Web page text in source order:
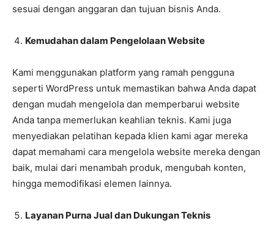
sesuai dengan anggaran dan tujuan bisnis Anda.
Kemudahan dalam Pengelolaan Website
Kami menggunakan platform yang ramah pengguna
seperti WordPress untuk memastikan bahwa Anda dapat
dengan mudah mengelola dan memperbarui website
Anda tanpa memerlukan keahlian teknis. Kami juga
menyediakan pelatihan kepada klien kami agar mereka
dapat memahami cara mengelola website mereka dengan
baik, mulai dari menambah produk, mengubah konten,
hingga memodifikasi elemen lainnya.
Layanan Purna Jual dan Dukungan Teknis